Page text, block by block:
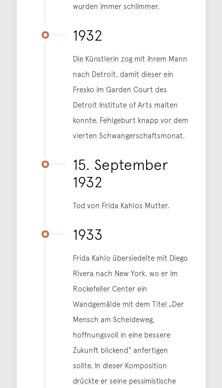
wurden immer schlimmer.
1932
Die Künstlerin zog mit ihrem Mann
nach Detroit, damit dieser ein
Fresko im Garden Court des
Detroit Institute of Arts malten
konnte. Fehlgeburt knapp vor dem
vierten Schwangerschaftsmonat.
15. September
1932
Tod von Frida Kahlos Mutter.
1933
Frida Kahlo übersiedelte mit Diego
Rivera nach New York, wo er im
Rockefeller Center ein
Wandgemälde mit dem Titel „Der
Mensch am Scheideweg,
hoffnungsvoll in eine bessere
Zukunft blickend“ anfertigen
sollte. In dieser Komposition
drückte er seine pessimistische